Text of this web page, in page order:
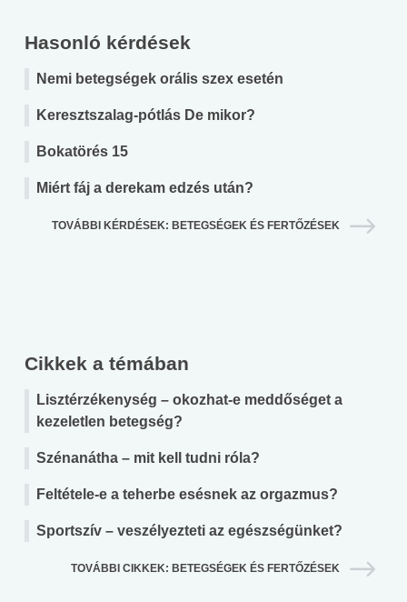
Hasonló kérdések
Nemi betegségek orális szex esetén
Keresztszalag-pótlás De mikor?
Bokatörés 15
Miért fáj a derekam edzés után?
TOVÁBBI KÉRDÉSEK: BETEGSÉGEK ÉS FERTŐZÉSEK
Cikkek a témában
Lisztérzékenység – okozhat-e meddőséget a
kezeletlen betegség?
Szénanátha – mit kell tudni róla?
Feltétele-e a teherbe esésnek az orgazmus?
Sportszív – veszélyezteti az egészségünket?
TOVÁBBI CIKKEK: BETEGSÉGEK ÉS FERTŐZÉSEK